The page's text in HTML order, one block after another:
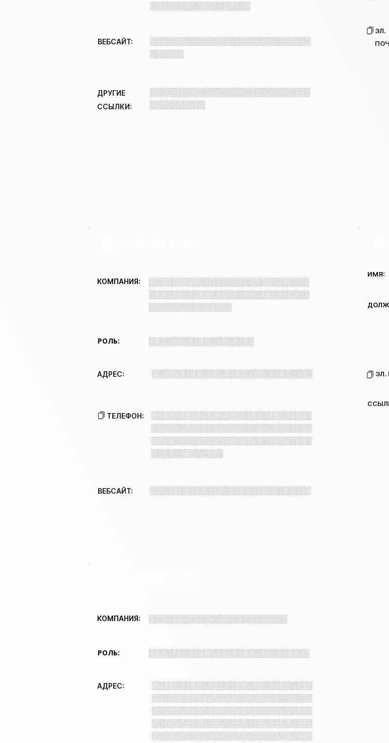
░░░░░░░░░░░░░░░░░░
ВЕБСАЙТ:
░░░░░░░░░░░░░░░░░░░░░░░░░░░░░
░░░░░░
ДРУГИЕ
ССЫЛКИ:
░░░░░░░░░░░░░░░░░░░░░░░░░░░░░
░░░░░░░░░░
ЭЛ.
КОМПАНИЯ:
░░░░░░░░░░░░░░░░░░░░░░░░░░░░░
░░░░░░░░░░░░░░░░░░░░░░░░░░░░░
░░░░░░░░░░░░░░░
РОЛЬ: ░░░░░░░░░░░░░░░░░░░
АДРЕС: ░░░░░░░░░░░░░░░░░░░░░░░░░░░░░
ТЕЛЕФОН:
░░░░░░░░░░░░░░░░░░░░░░░░░░░░░
░░░░░░░░░░░░░░░░░░░░░░░░░░░░░
░░░░░░░░░░░░░░░░░░░░░░░░░░░░░
░░░░░░░░░░░░░
ВЕБСАЙТ: ░░░░░░░░░░░░░░░░░░░░░░░░░░░░░
ИМЯ:
ЭЛ.
КОМПАНИЯ: ░░░░░░░░░░░░░░░░░░░░░░░░░
РОЛЬ: ░░░░░░░░░░░░░░░░░░░░░░░░░░░░░
АДРЕС:
░░░░░░░░░░░░░░░░░░░░░░░░░░░░░
░░░░░░░░░░░░░░░░░░░░░░░░░░░░░
░░░░░░░░░░░░░░░░░░░░░░░░░░░░░
░░░░░░░░░░░░░░░░░░░░░░░░░░░░░
░░░░░░░░░░░░░░░░░░░░░░░░░░░░░